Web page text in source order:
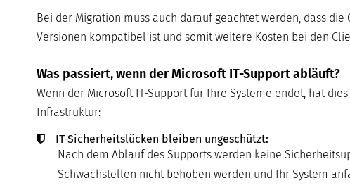
Bei der Migration muss auch darauf geachtet werden, dass
Versionen kompatibel ist und somit weitere Kosten bei den
Was passiert, wenn der Microsoft IT-Support abläuft?
Wenn der Microsoft IT-Support für Ihre Systeme endet, hat
Infrastruktur:
IT-Sicherheitslücken bleiben ungeschützt:
Nach dem Ablauf des Supports werden keine
Schwachstellen nicht behoben werden und Ihr System